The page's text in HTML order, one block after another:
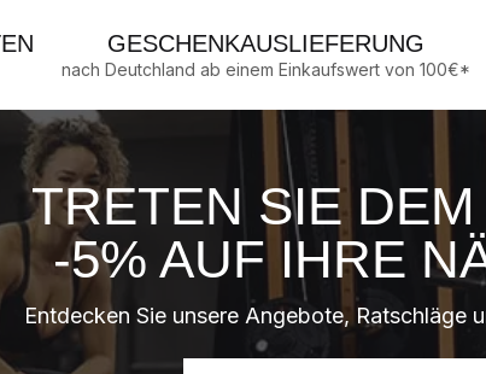
GESCHENKAUSLIEFERUNG
nach Deutchland ab einem Einkaufswert von 100€*
TRETEN SIE
-5% AUF IHRE
Entdecken Sie unsere Angebote, Ratschläge